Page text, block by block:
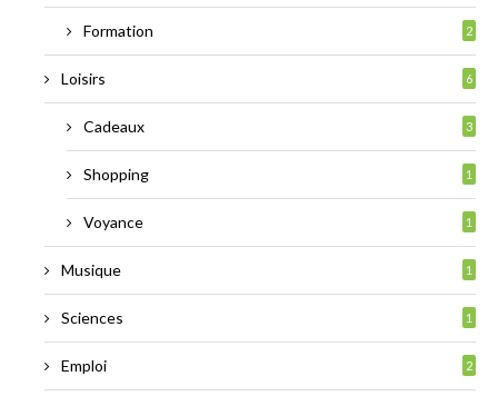
Formation 2
Loisirs 6
Cadeaux 3
Shopping 1
Voyance 1
Musique 1
Sciences 1
Emploi 2